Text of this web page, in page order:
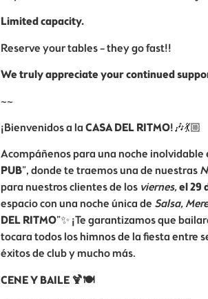
Limited capacity.
Reserve your tables – they go fast!!
We truly appreciate your continued
~~
¡Bienvenidos a la CASA DEL RITMO!🎶💃🏼
Acompáñenos para una noche inolvidable
PUB”, donde te traemos una de nuestras
para nuestros clientes de los viernes,el 29
espacio con una noche única de Salsa,
DEL RITMO”✨ ¡Te garantizamos que
tocara todos los himnos de la fiesta entre
éxitos de club y mucho más.
CENE Y BAILE 🍹🍽️